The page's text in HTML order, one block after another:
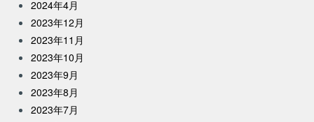
2024年4月
2023年12月
2023年11月
2023年10月
2023年9月
2023年8月
2023年7月